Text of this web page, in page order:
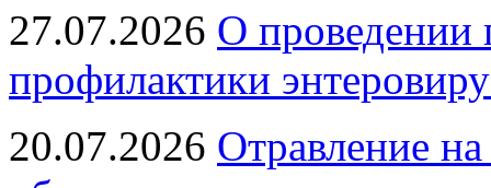
27.07.2026 О проведении
профилактики
20.07.2026 Отравление